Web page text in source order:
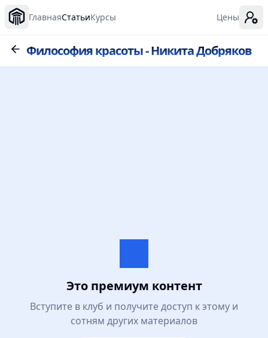
ГлавнаяСтатьиКурсы Цены
Философия красоты - Никита Добряков
Это премиум контент
Вступите в клуб и получите доступ к этому и
сотням других материалов